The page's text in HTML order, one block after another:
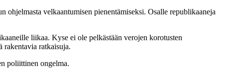
velkaantumisen pienentämiseksi. Osalle republikaaneja
liikaa. Kyse ei ole pelkästään verojen korotusten
rakentavia ratkaisuja.
poliittinen ongelma.